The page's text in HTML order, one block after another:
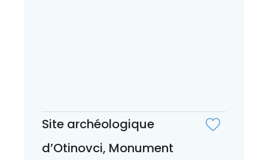
Site archéologique
d’Otinovci, Monument